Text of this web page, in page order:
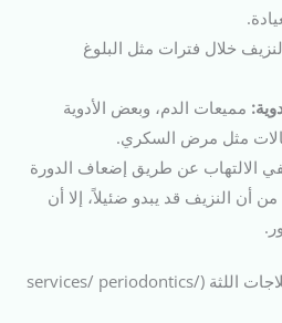
خلال فترات مثل البلوغ
مميعات الدم، وبعض الأدوية
مثل مرض السكري.
الالتهاب عن طريق إضعاف الدورة
أن النزيف قد يبدو ضئيلاً، إلا أن
روابط داخلية: طب اللثة – علاجات اللثة (/services/ periodontics